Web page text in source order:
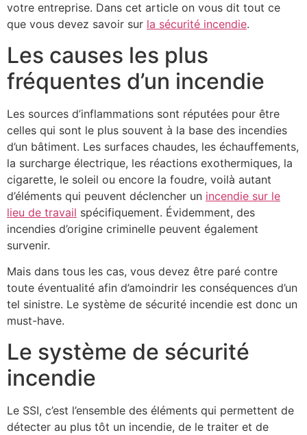
votre entreprise. Dans cet article on vous dit tout ce
que vous devez savoir sur la sécurité incendie.
Les causes les plus
fréquentes d’un incendie
Les sources d’inflammations sont réputées pour être
celles qui sont le plus souvent à la base des incendies
d’un bâtiment. Les surfaces chaudes, les échauffements,
la surcharge électrique, les réactions exothermiques, la
cigarette, le soleil ou encore la foudre, voilà autant
d’éléments qui peuvent déclencher un incendie sur le
lieu de travail spécifiquement. Évidemment, des
incendies d’origine criminelle peuvent également
survenir.
Mais dans tous les cas, vous devez être paré contre
toute éventualité afin d’amoindrir les conséquences d’un
tel sinistre. Le système de sécurité incendie est donc un
must-have.
Le système de sécurité
incendie
Le SSI, c’est l’ensemble des éléments qui permettent de
détecter au plus tôt un incendie, de le traiter et de